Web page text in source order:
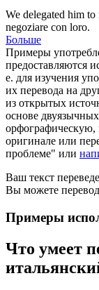
We delegated him to
negoziare con loro.
Больше
Примеры
предоставляются
е. для изучения
их перевода на
из открытых
основе
оригинале или
проблеме" или
Ваш текст
Вы можете
Примеры
Что умеет